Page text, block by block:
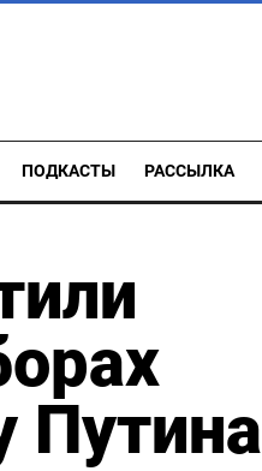
ПОДКАСТЫ РАССЫЛКА
Путина